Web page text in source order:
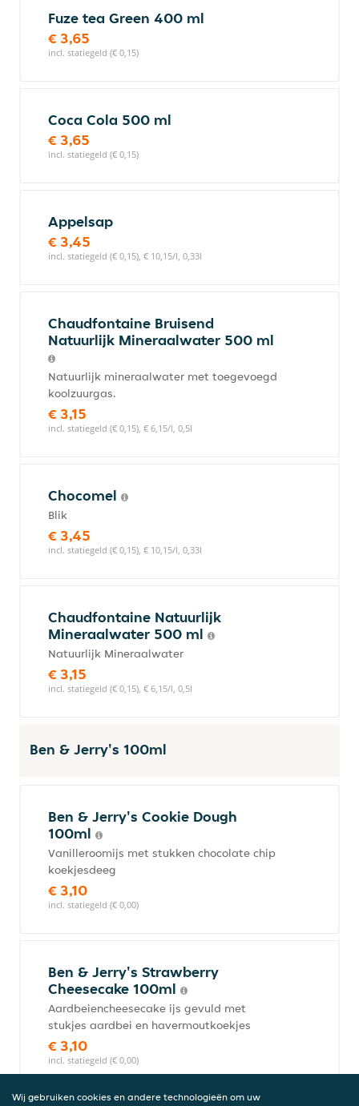
Fuze tea Green 400 ml
€ 3,65
incl. statiegeld (€ 0,15)
Coca Cola 500 ml
€ 3,65
incl. statiegeld (€ 0,15)
Appelsap
€ 3,45
incl. statiegeld (€ 0,15), € 10,15/l, 0,33l
Chaudfontaine Bruisend
Natuurlijk Mineraalwater 500 ml
Natuurlijk mineraalwater met toegevoegd
koolzuurgas.
€ 3,15
incl. statiegeld (€ 0,15), € 6,15/l, 0,5l
Chocomel
Blik
€ 3,45
incl. statiegeld (€ 0,15), € 10,15/l, 0,33l
Chaudfontaine Natuurlijk
Mineraalwater 500 ml
Natuurlijk Mineraalwater
€ 3,15
incl. statiegeld (€ 0,15), € 6,15/l, 0,5l
Ben & Jerry's 100ml
Ben & Jerry's Cookie Dough
100ml
Vanilleroomijs met stukken chocolate chip
koekjesdeeg
€ 3,10
incl. statiegeld (€ 0,00)
Ben & Jerry's Strawberry
Cheesecake 100ml
Aardbeiencheesecake ijs gevuld met
stukjes aardbei en havermoutkoekjes
€ 3,10
incl. statiegeld (€ 0,00)
Wij gebruiken cookies en andere technologieën om uw